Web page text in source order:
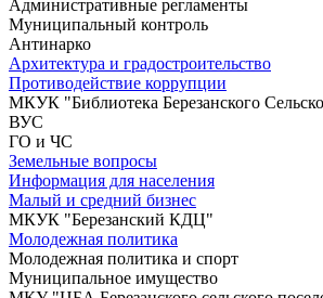
Административные регламенты
Муниципальный контроль
Антинарко
Архитектура и градостроительство
Противодействие коррупции
МКУК "Библиотека Березанского
ВУС
ГО и ЧС
Земельные вопросы
Информация для населения
Малый и средний бизнес
МКУК "Березанский КДЦ"
Молодежная политика
Молодежная политика и спорт
Муниципальное имущество